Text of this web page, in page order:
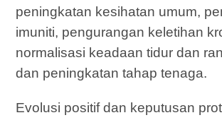
peningkatan kesihatan umum,
imuniti, pengurangan keletihan
normalisasi keadaan tidur dan
dan peningkatan tahap tenaga.
Evolusi positif dan keputusan